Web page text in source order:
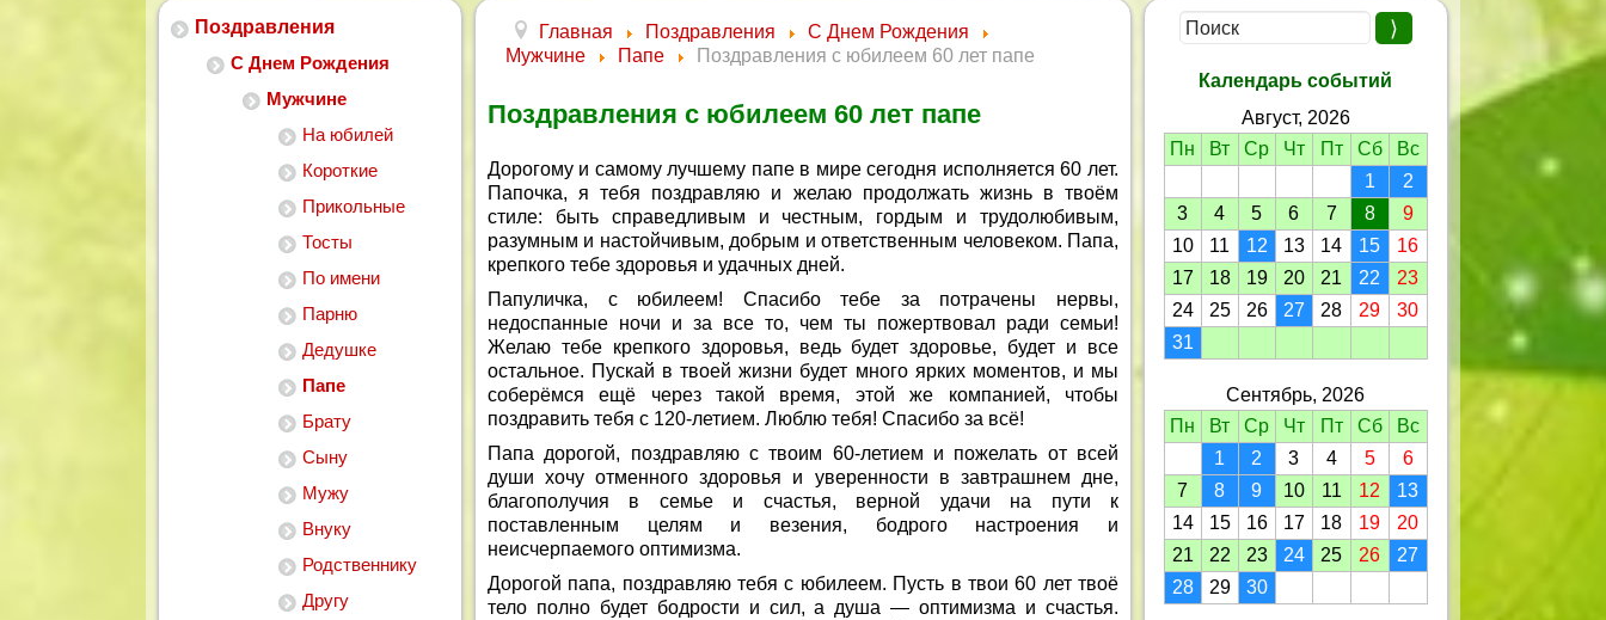
Поздравления
С Днем Рождения
Мужчине
На юбилей
Короткие
Прикольные
Тосты
По имени
Парню
Дедушке
Папе
Брату
Сыну
Мужу
Внуку
Родственнику
Другу
Главная Поздравления
С Днем Рождения
Мужчине
Папе Поздравления с юбилеем 60 лет папе
Поздравления с юбилеем 60 лет папе
Дорогому и самому лучшему папе в мире сегодня исполняется 60 лет.
Папочка, я тебя поздравляю и желаю продолжать жизнь в твоём
стиле: быть справедливым и честным, гордым и трудолюбивым,
разумным и настойчивым, добрым и ответственным человеком. Папа,
крепкого тебе здоровья и удачных дней.
Папуличка, с юбилеем! Спасибо тебе за потрачены нервы,
недоспанные ночи и за все то, чем ты пожертвовал ради семьи!
Желаю тебе крепкого здоровья, ведь будет здоровье, будет и все
остальное. Пускай в твоей жизни будет много ярких моментов, и мы
соберёмся ещё через такой время, этой же компанией, чтобы
поздравить тебя с 120-летием. Люблю тебя! Спасибо за всё!
Папа дорогой, поздравляю с твоим 60-летием и пожелать от всей
души хочу отменного здоровья и уверенности в завтрашнем дне,
благополучия в семье и счастья, верной удачи на пути к
поставленным целям и везения, бодрого настроения и
неисчерпаемого оптимизма.
Дорогой папа, поздравляю тебя с юбилеем. Пусть в твои 60 лет твоё
тело полно будет бодрости и сил, а душа — оптимизма и счастья.
Календарь событий
Август, 2026
Пн
Вт Ср Чт Пт Сб
Вс
1
2
3
4 5 6 7 8
9
10
11 12 13 14 15
16
17
18 19 20 21 22
23
24
25 26 27 28 29
30
31
Сентябрь, 2026
Пн
Вт Ср Чт Пт Сб
Вс
1
2 3 4 5
6
7
8 9 10 11 12
13
14
15 16 17 18 19
20
21
22 23 24 25 26
27
28
29 30